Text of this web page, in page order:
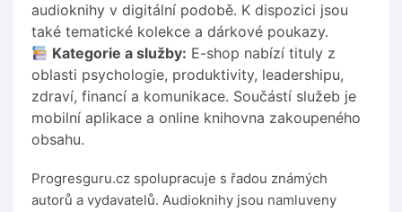
audioknihy v digitální podobě. K dispozici jsou
také tematické kolekce a dárkové poukazy.
Kategorie a služby: E-shop nabízí tituly z
oblasti psychologie, produktivity, leadershipu,
zdraví, financí a komunikace. Součástí služeb je
mobilní aplikace a online knihovna zakoupeného
obsahu.
Progresguru.cz spolupracuje s řadou známých
autorů a vydavatelů. Audioknihy jsou namluveny